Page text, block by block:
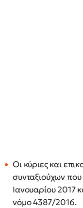
Οι κύριες και
συνταξιούχων
Ιανουαρίου 2017
νόμο 4387/2016.